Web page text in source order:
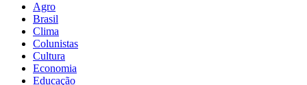
Agro
Brasil
Clima
Colunistas
Cultura
Economia
Educação